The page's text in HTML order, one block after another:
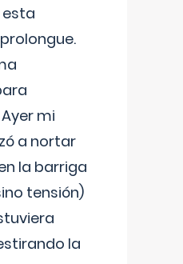
esta
mi
a nortar
la barriga
tensión)
la